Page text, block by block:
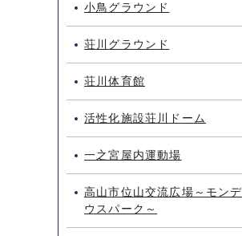
小鳥グラウンド
荘川グラウンド
荘川体育館
活性化施設荘川ドーム
一之宮屋内運動場
高山市位山交流広場～モンデ
ウスパーク～